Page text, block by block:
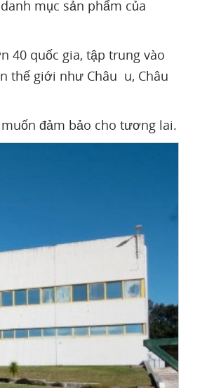
mục sản phẩm của
40 quốc gia, tập trung vào
thế giới như Châu u, Châu
đảm bảo cho tương lai.